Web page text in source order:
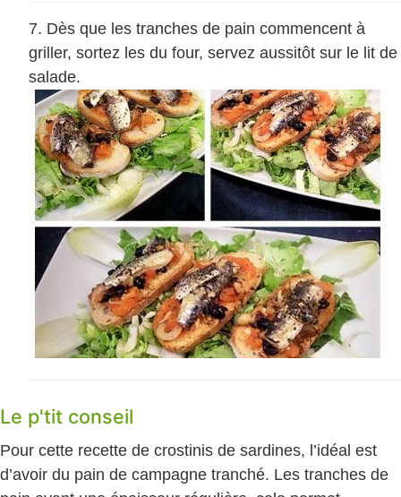
Dès que les tranches de pain commencent à
griller, sortez les du four, servez aussitôt sur le lit de
salade.
Le p'tit conseil
Pour cette recette de crostinis de sardines, l’idéal est
d’avoir du pain de campagne tranché. Les tranches de